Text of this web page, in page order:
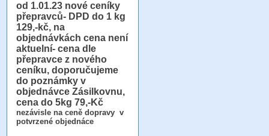
od 1.01.23 nové ceníky
přepravců- DPD do 1 kg
129,-kč, na
objednávkách cena není
aktuelní- cena dle
přepravce z nového
ceníku, doporučujeme
do poznámky v
objednávce Zásilkovnu,
cena do 5kg 79,-Kč
nezávisle na ceně dopravy v
potvrzené objednáce